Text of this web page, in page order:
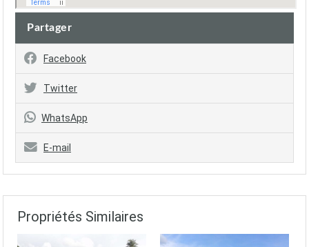
Partager
Facebook
Twitter
WhatsApp
E-mail
Propriétés Similaires